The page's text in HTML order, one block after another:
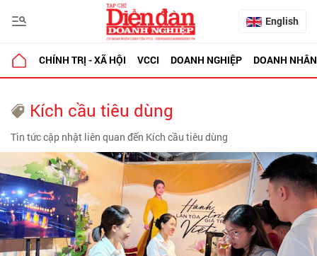
English
CHÍNH TRỊ - XÃ HỘI VCCI DOANH NGHIỆP DOANH NHÂN
Kích cầu tiêu dùng
Tin tức cập nhật liên quan đến Kích cầu tiêu dùng